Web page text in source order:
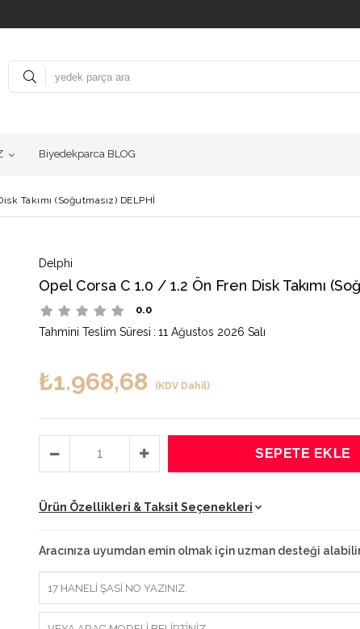
Biyedekparca BLOG
Takımı (Soğutmasız) DELPHİ
Delphi
Opel Corsa C 1.0 / 1.2 Ön Fren Disk Takımı
0.0
Tahmini Teslim Süresi : 11 Ağustos 2026 Salı
₺1.968,68 (KDV Dahil)
Ürün Özellikleri & Taksit Seçenekleri
Aracınıza uyumdan emin olmak için uzman desteği